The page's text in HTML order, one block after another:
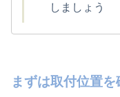
しましょう
まずは取付位置を